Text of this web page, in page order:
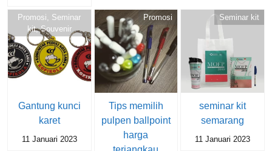
Promosi
Seminar
kit,Souvenir
Gantung kunci
karet
11 Januari 2023
Promosi
Tips memilih
pulpen ballpoint
harga
Seminar kit
seminar kit
semarang
11 Januari 2023